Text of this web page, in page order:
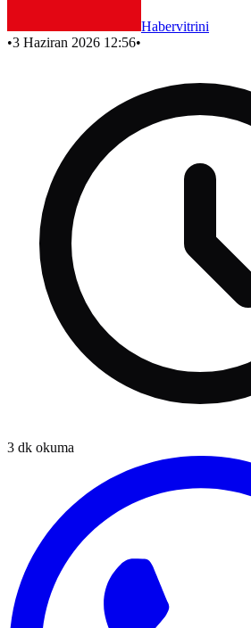
Habervitrini
•3 Haziran 2026 12:56•
3 dk okuma